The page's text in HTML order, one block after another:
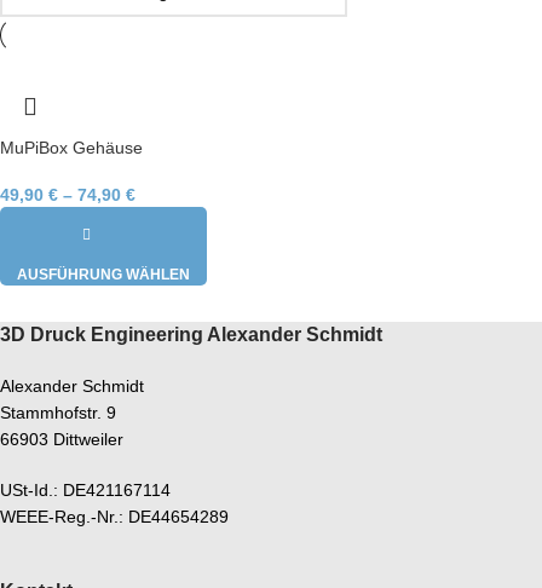
MuPiBox Gehäuse
49,90 € – 74,90 €
AUSFÜHRUNG WÄHLEN
3D Druck Engineering Alexander Schmidt
Alexander Schmidt
Stammhofstr. 9
66903 Dittweiler
USt-Id.: DE421167114
WEEE-Reg.-Nr.: DE44654289